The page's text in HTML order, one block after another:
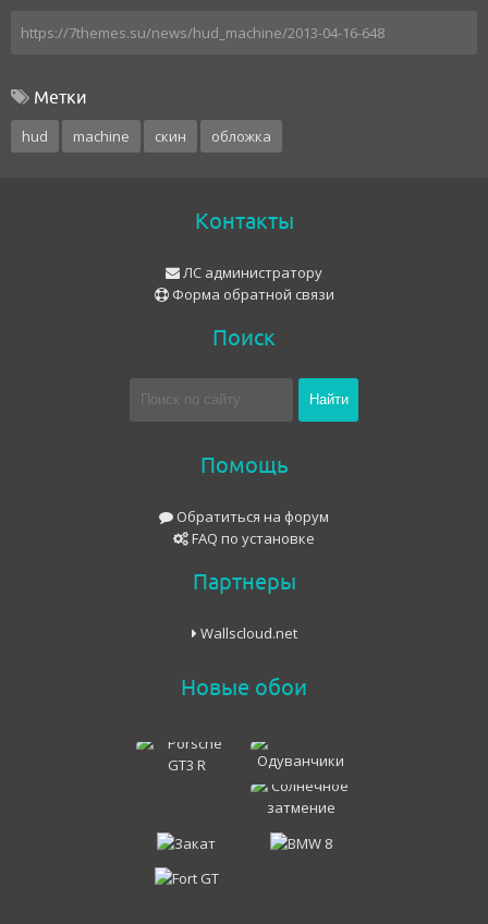
Метки
hud machine скин обложка
Контакты
ЛС администратору
Форма обратной связи
Поиск
Помощь
Обратиться на форум
FAQ по установке
Партнеры
Wallscloud.net
Новые обои